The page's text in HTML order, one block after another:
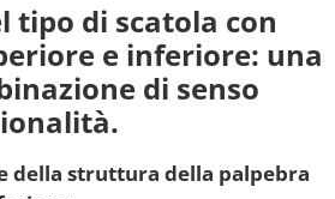
tipo di scatola con
e inferiore: una
di senso
della struttura della palpebra